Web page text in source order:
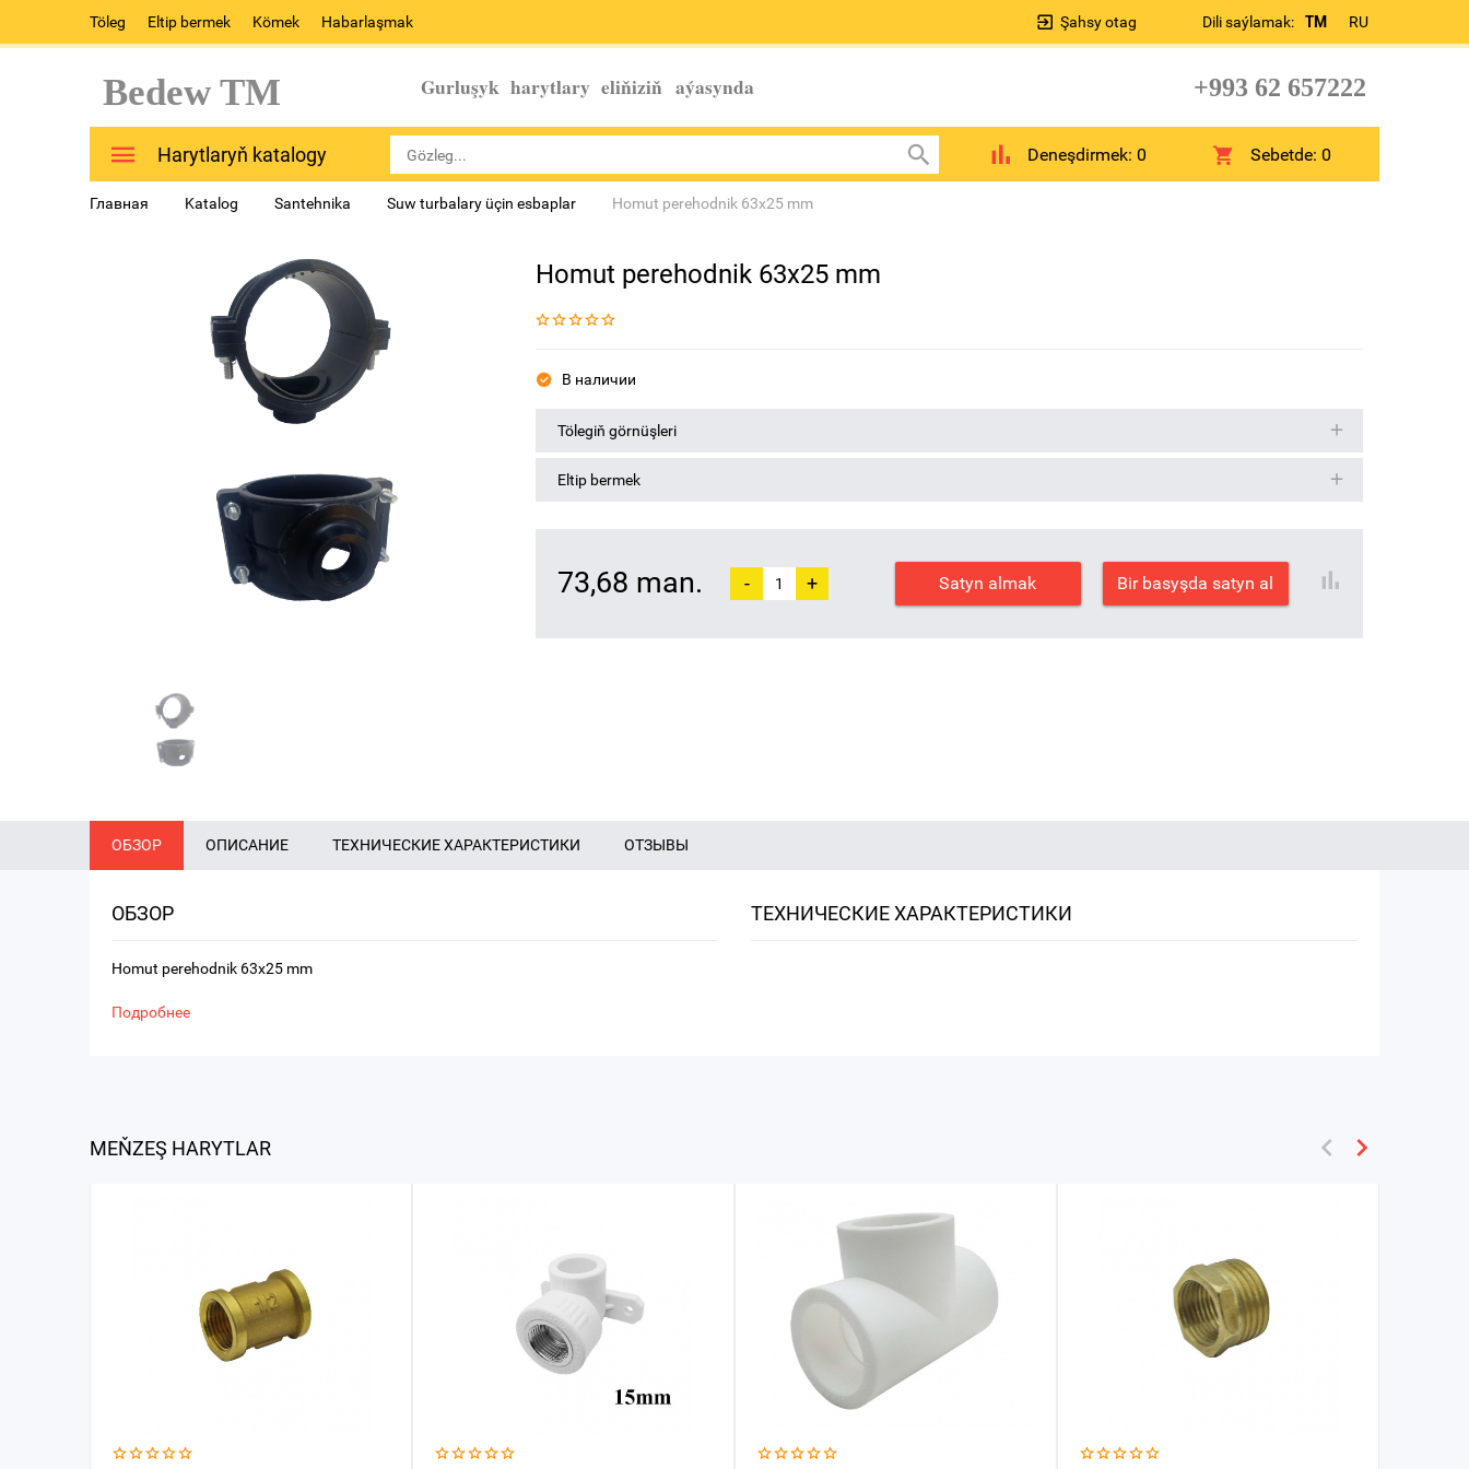
Töleg Eltip bermek Kömek Habarlaşmak Dili saýlamak: TM RU
Şahsy otag
Bedew TM Gurluşyk harytlary eliňiziň aýasynda +993 62 657222
Harytlaryň katalogy Deneşdirmek: 0 Sebetde:0
Главная Katalog Santehnika Suw turbalary üçin esbaplar Homut perehodnik 63x25 mm
Homut perehodnik 63x25 mm
В наличии
Tölegiň görnüşleri
Eltip bermek
73,68 man. - + Satyn almak Bir basyşda satyn al
ОБЗОР ОПИСАНИЕ ТЕХНИЧЕСКИЕ ХАРАКТЕРИСТИКИ ОТЗЫВЫ
ОБЗОР
Homut perehodnik 63x25 mm
Подробнее
ТЕХНИЧЕСКИЕ ХАРАКТЕРИСТИКИ
MEŇZEŞ HARYTLAR